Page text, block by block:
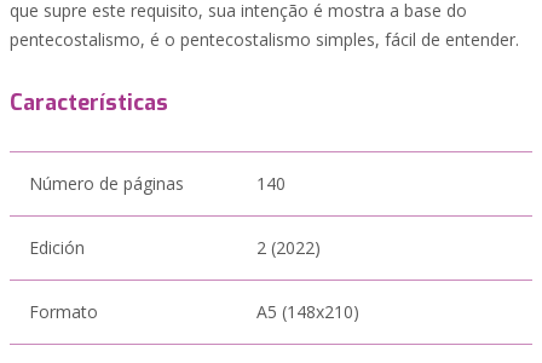
que supre este requisito, sua intenção é mostra a base do
pentecostalismo, é o pentecostalismo simples, fácil de entender.
Características
Número de páginas 140
Edición 2 (2022)
Formato A5 (148x210)